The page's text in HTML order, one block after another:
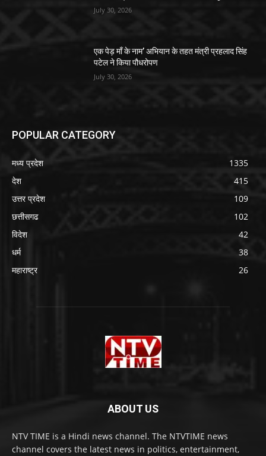
July 30, 2026
एक पेड़ माँ के नाम’ अभियान के तहत मंत्री प्रहलाद सिंह
पटेल ने किया पौधरोपण
July 30, 2026
POPULAR CATEGORY
मध्य प्रदेश
1335
देश
415
उत्तर प्रदेश
109
छत्तीसगढ
102
विदेश
42
धर्म
38
महाराष्ट्र
26
ABOUT US
NTV TIME is a Hindi news channel. The NTVTIME news
channel covers the latest news in politics, entertainment,